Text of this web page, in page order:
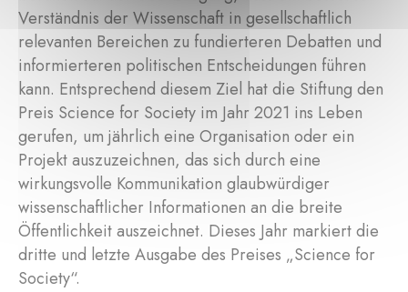
Verständnis der Wissenschaft in gesellschaftlich
relevanten Bereichen zu fundierteren Debatten und
informierteren politischen Entscheidungen führen
kann. Entsprechend diesem Ziel hat die Stiftung den
Preis Science for Society im Jahr 2021 ins Leben
gerufen, um jährlich eine Organisation oder ein
Projekt auszuzeichnen, das sich durch eine
wirkungsvolle Kommunikation glaubwürdiger
wissenschaftlicher Informationen an die breite
Öffentlichkeit auszeichnet. Dieses Jahr markiert die
dritte und letzte Ausgabe des Preises „Science for
Society“.